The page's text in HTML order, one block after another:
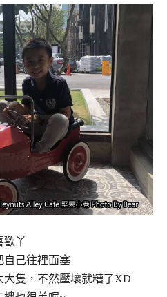
歡丫
自己往裡面塞
隻，不然壓壞就糟了XD